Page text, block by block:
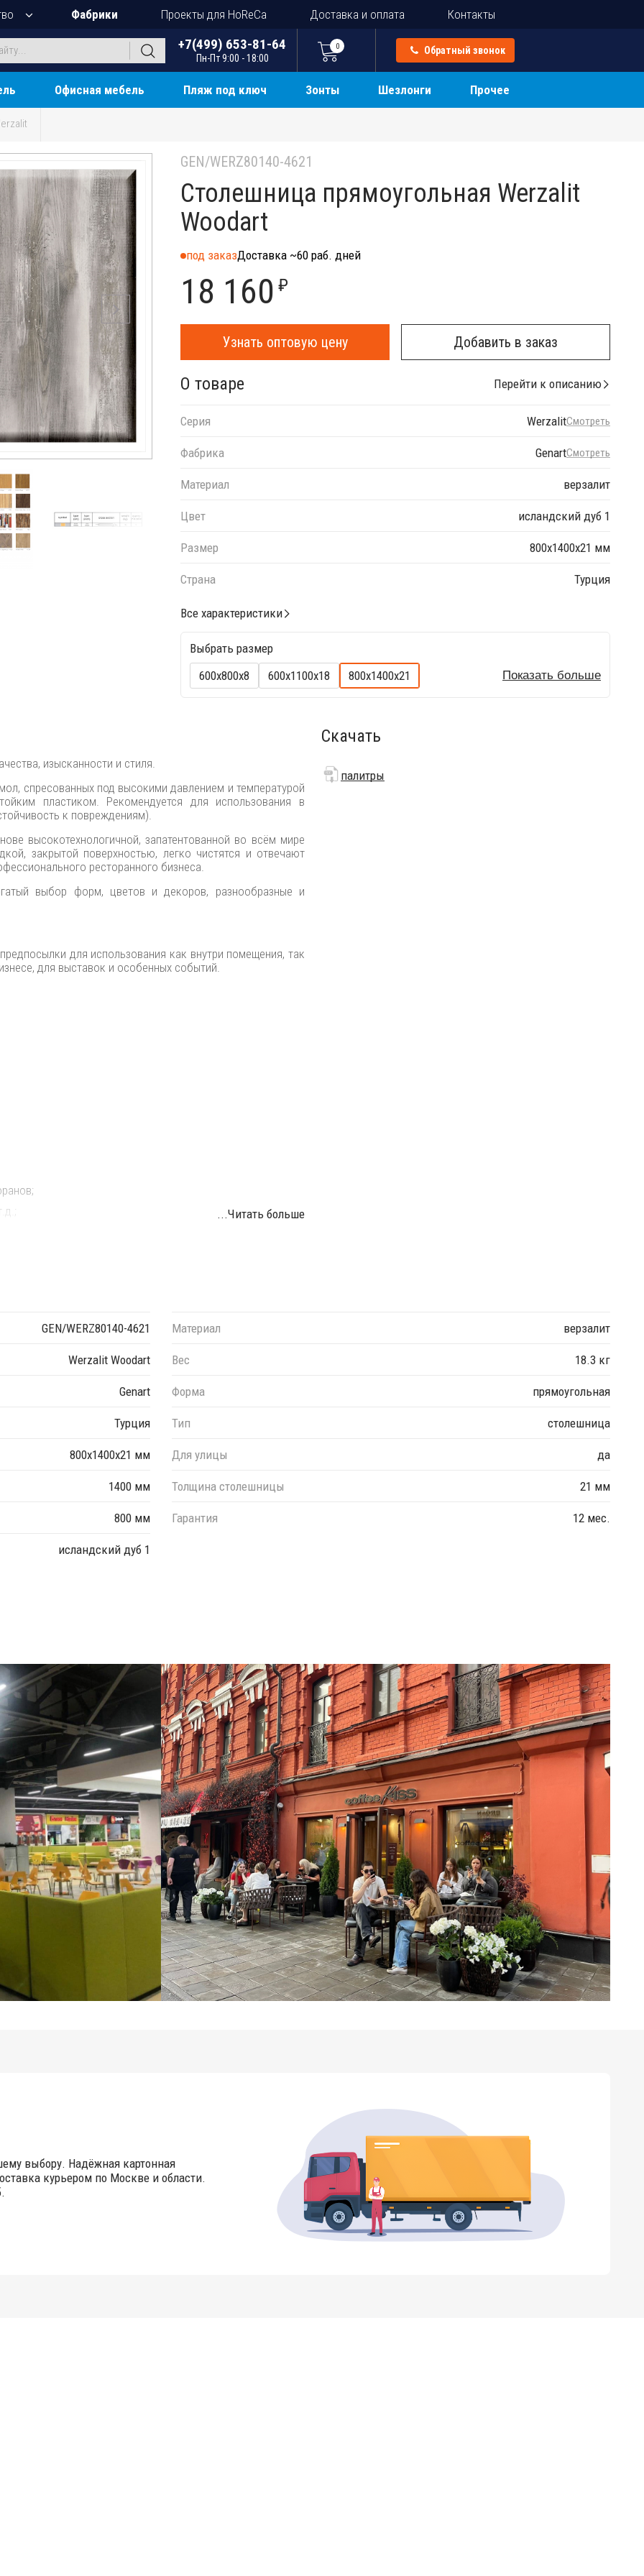
Фабрики Проекты для HoReCa Доставка и оплата Контакты
+7(499) 653-81-64
Пн-Пт 9:00 - 18:00
0 Обратный звонок
Офисная мебель Пляж под ключ Зонты Шезлонги Прочее
GEN/WERZ80140-4621
Столешница прямоугольная Werzalit
Woodart
под заказДоставка ~60 раб. дней
18 160 ₽
Узнать оптовую цену Добавить в заказ
О товаре Перейти к описанию
Серия WerzalitСмотреть
Фабрика GenartСмотреть
Материал верзалит
Цвет исландский дуб 1
Размер 800х1400х21 мм
Страна Турция
Все характеристики
Выбрать размер
600х800х8
600х1100х18 800х1400х21 Показать больше
изысканности и стиля.
спресованных под высокими давлением и температурой
пластиком. Рекомендуется для использования в
к повреждениям).
высокотехнологичной, запатентованной во всём мире
закрытой поверхностью, легко чистятся и отвечают
ресторанного бизнеса.
выбор форм, цветов и декоров, разнообразные и
для использования как внутри помещения, так
для выставок и особенных событий.
коллекцией декоров
600х1100 мм, 700х1100 мм, 700х1200 мм, 800х1200 мм,
необходимого декора.
...Читать больше
Скачать
палитры
GEN/WERZ80140-4621
Werzalit Woodart
Genart
Турция
800х1400х21 мм
1400 мм
800 мм
исландский дуб 1
Материал верзалит
Вес 18.3 кг
Форма прямоугольная
Тип столешница
Для улицы да
Толщина столешницы 21 мм
Гарантия 12 мес.
выбору. Надёжная картонная
курьером по Москве и области.